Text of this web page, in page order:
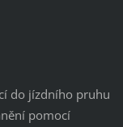
do jízdního pruhu
pomocí